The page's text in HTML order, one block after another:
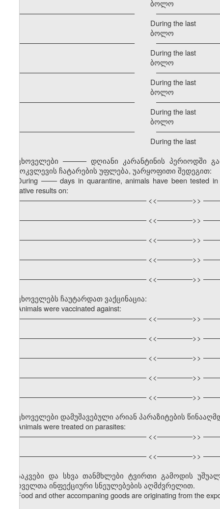
ბოლო
––––––––––––––––––––––––––––––
During the last
ბოლო
––––––––––––––––––––––––––––––
During the last
ბოლო
––––––––––––––––––––––––––––––
During the last
ბოლო
––––––––––––––––––––––––––––––
During the last
ბოლო
––––––––––––––––––––––––––––––
During the last
ცხოველები –––––– დღიანი კარანტინის პერიოდში
გამოკვლევის ჩატარების უფლება, უარყოფითი შედეგით:
During ––––days in quarantine, animals have been tested
negative results on:
––––––––––––––––––––––––––––––––– <<–––––––––>>
––––––––––––––––––––––––––––––––– <<–––––––––>>
––––––––––––––––––––––––––––––––– <<–––––––––>>
––––––––––––––––––––––––––––––––– <<–––––––––>>
––––––––––––––––––––––––––––––––– <<–––––––––>>
ცხოველებს ჩაუტარდათ ვაქცინაცია:
Animals were vaccinated against:
––––––––––––––––––––––––––––––––– <<–––––––––>>
––––––––––––––––––––––––––––––––– <<–––––––––>>
––––––––––––––––––––––––––––––––– <<–––––––––>>
––––––––––––––––––––––––––––––––– <<–––––––––>>
––––––––––––––––––––––––––––––––– <<–––––––––>>
ცხოველები დამუშავებული არიან პარაზიტების
Animals were treated on parasites:
––––––––––––––––––––––––––––––––– <<–––––––––>>
––––––––––––––––––––––––––––––––– <<–––––––––>>
საკვები და სხვა თანმხლები ტვირთი გამოდის
ცხოველთა ინფექციური სნეულებების აღმძვრელით.
Food and other accompaning goods are originating from the